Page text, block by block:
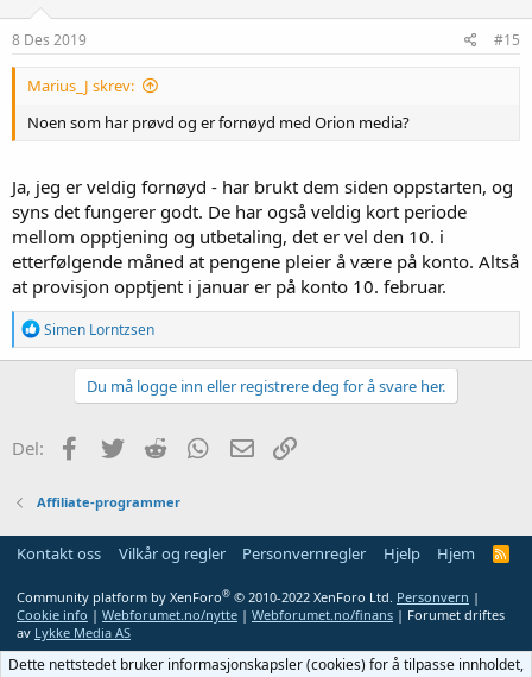
8 Des 2019 #15
Marius_J skrev:
Noen som har prøvd og er fornøyd med Orion media?
Ja, jeg er veldig fornøyd - har brukt dem siden oppstarten, og
syns det fungerer godt. De har også veldig kort periode
mellom opptjening og utbetaling, det er vel den 10. i
etterfølgende måned at pengene pleier å være på konto. Altså
at provisjon opptjent i januar er på konto 10. februar.
R
e
a
r
Simen Lorntzsen
Du må logge inn eller registrere deg for å svare her.
Del: Facebook
Twitter Reddit WhatsApp
E-post
Affiliate-programmer
Kontakt oss Vilkår og regler Personvernregler Hjelp Hjem
R
Community platform by XenForo® © 2010-2022 XenForo Ltd. Personvern |
Cookie info | Webforumet.no/nytte | Webforumet.no/finans | Forumet driftes
av Lykke Media AS
Dette nettstedet bruker informasjonskapsler (cookies) for å tilpasse innholdet,